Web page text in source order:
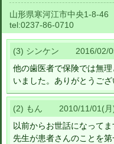
山形県寒河江市中央1-8-46
tel:0237-86-0710
(3) シンケン 2016/02/
他の歯医者で保険では無
いました。ありがとうござ
(2) もん 2010/11/01(
以前からお世話になってま
先生が患者さんのことを第